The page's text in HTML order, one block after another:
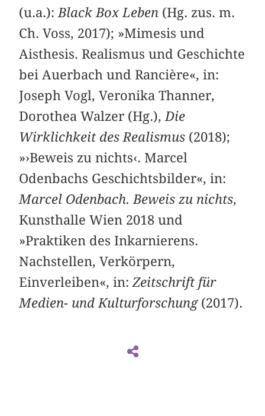
(u.a.):Black Box Leben (Hg. zus. m.
Ch. Voss, 2017); »Mimesis und
Aisthesis. Realismus und Geschichte
bei Auerbach und Rancière«, in:
Joseph Vogl, Veronika Thanner,
Dorothea Walzer (Hg.),Die
Wirklichkeit des Realismus (2018);
»›Beweis zu nichts‹. Marcel
Odenbachs Geschichtsbilder«, in:
Marcel Odenbach. Beweis zu nichts,
Kunsthalle Wien 2018 und
»Praktiken des Inkarnierens.
Nachstellen, Verkörpern,
Einverleiben«, in:Zeitschrift für
Medien- und Kulturforschung(2017).